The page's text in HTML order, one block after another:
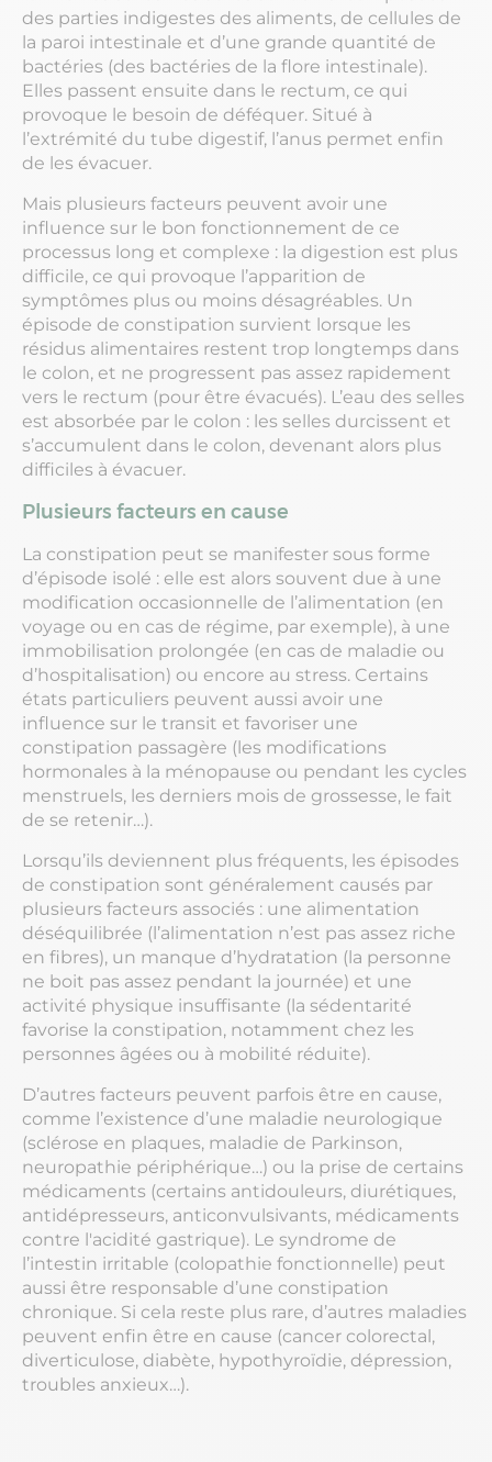
des parties indigestes des aliments, de cellules de
la paroi intestinale et d’une grande quantité de
bactéries (des bactéries de la flore intestinale).
Elles passent ensuite dans le rectum, ce qui
provoque le besoin de déféquer. Situé à
l’extrémité du tube digestif, l’anus permet enfin
de les évacuer.
Mais plusieurs facteurs peuvent avoir une
influence sur le bon fonctionnement de ce
processus long et complexe : la digestion est plus
difficile, ce qui provoque l’apparition de
symptômes plus ou moins désagréables. Un
épisode de constipation survient lorsque les
résidus alimentaires restent trop longtemps dans
le colon, et ne progressent pas assez rapidement
vers le rectum (pour être évacués). L’eau des selles
est absorbée par le colon : les selles durcissent et
s’accumulent dans le colon, devenant alors plus
difficiles à évacuer.
Plusieurs facteurs en cause
La constipation peut se manifester sous forme
d’épisode isolé : elle est alors souvent due à une
modification occasionnelle de l’alimentation (en
voyage ou en cas de régime, par exemple), à une
immobilisation prolongée (en cas de maladie ou
d’hospitalisation) ou encore au stress. Certains
états particuliers peuvent aussi avoir une
influence sur le transit et favoriser une
constipation passagère (les modifications
hormonales à la ménopause ou pendant les cycles
menstruels, les derniers mois de grossesse, le fait
de se retenir…).
Lorsqu’ils deviennent plus fréquents, les épisodes
de constipation sont généralement causés par
plusieurs facteurs associés : une alimentation
déséquilibrée (l’alimentation n’est pas assez riche
en fibres), un manque d’hydratation (la personne
ne boit pas assez pendant la journée) et une
activité physique insuffisante (la sédentarité
favorise la constipation, notamment chez les
personnes âgées ou à mobilité réduite).
D’autres facteurs peuvent parfois être en cause,
comme l’existence d’une maladie neurologique
(sclérose en plaques, maladie de Parkinson,
neuropathie périphérique…) ou la prise de certains
médicaments (certains antidouleurs, diurétiques,
antidépresseurs, anticonvulsivants, médicaments
contre l'acidité gastrique). Le syndrome de
l’intestin irritable (colopathie fonctionnelle) peut
aussi être responsable d’une constipation
chronique. Si cela reste plus rare, d’autres maladies
peuvent enfin être en cause (cancer colorectal,
diverticulose, diabète, hypothyroïdie, dépression,
troubles anxieux…).